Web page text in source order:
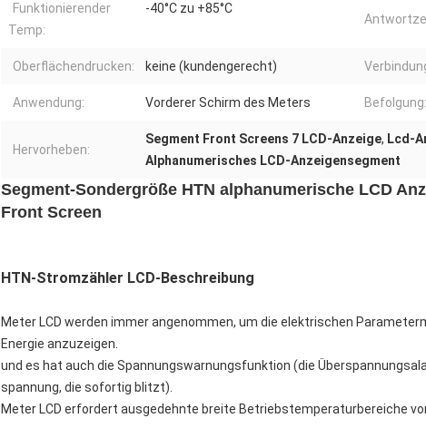
Funktionierender
Temp:
-40°C zu +85°C
Oberflächendrucken: keine (kundengerecht)
Anwendung: Vorderer Schirm des Meters Befolgung:
Hervorheben:
Segment Front Screens 7 LCD-Anzeige, Lcd-
Alphanumerisches LCD-Anzeigensegment
Segment-Sondergröße HTN alphanumerische LCD
Front Screen
HTN-Stromzähler LCD-Beschreibung
Meter LCD werden immer angenommen, um die elektrischen
Energie anzuzeigen.
und es hat auch die Spannungswarnungsfunktion (die
spannung, die sofortig blitzt).
Meter LCD erfordert ausgedehnte breite Betriebstemperaturbereiche